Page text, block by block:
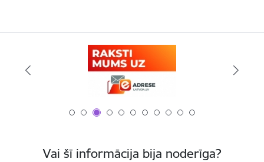
Vai šī informācija bija noderīga?